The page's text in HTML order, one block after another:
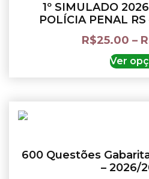
1º SIMULADO
POLÍCIA PENAL
R$25.00 –
Ver
600 Questões
– 2026/